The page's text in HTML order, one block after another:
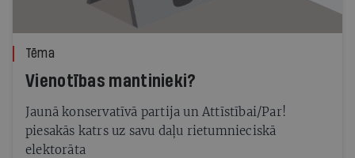
Tēma
Vienotības mantinieki?
Jaunā konservatīvā partija un Attīstībai/Par!
piesakās katrs uz savu daļu rietumnieciskā
elektorāta